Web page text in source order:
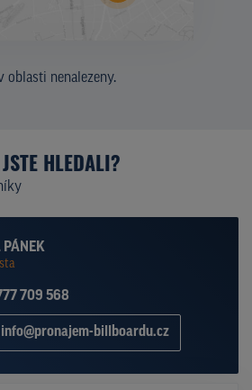
oblasti nenalezeny.
HLEDALI?
PÁNEK
709 568
info@pronajem-billboardu.cz